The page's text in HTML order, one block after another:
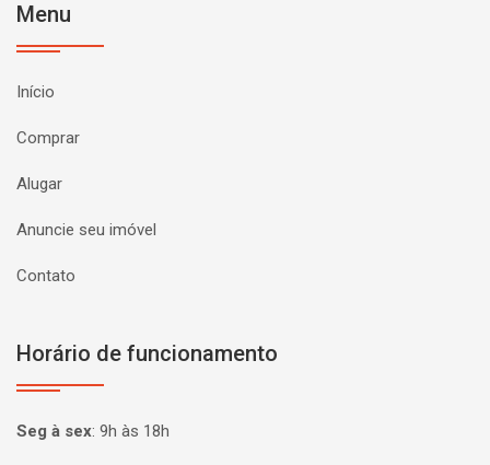
Menu
Início
Comprar
Alugar
Anuncie seu imóvel
Contato
Horário de funcionamento
Seg à sex: 9h às 18h